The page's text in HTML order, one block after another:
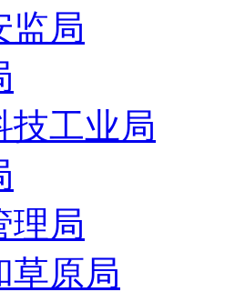
监局
技工业局
理局
草原局